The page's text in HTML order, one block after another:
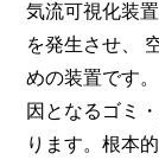
気流可視化装
を発生させ、
めの装置です
因となるゴミ
ります。根本